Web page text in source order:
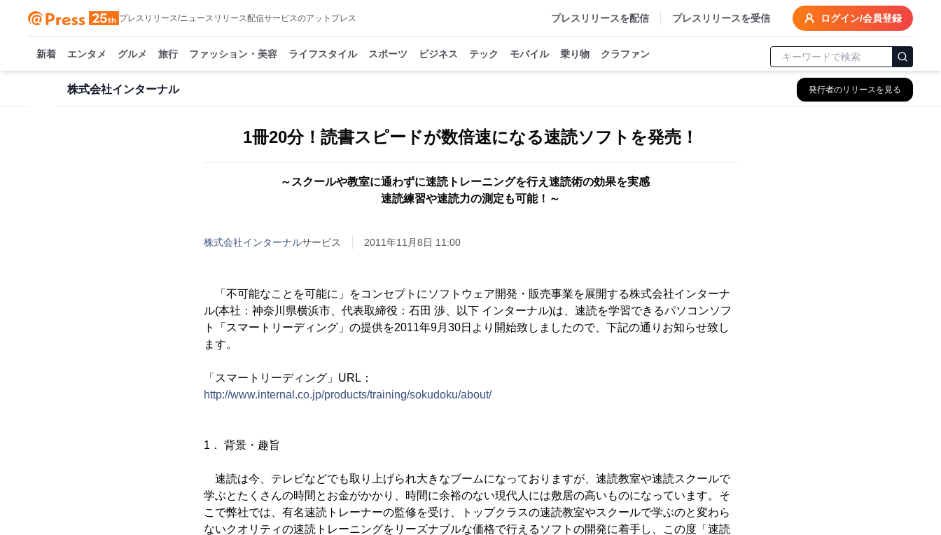
プレスリリース/ニュースリリース配信サービスのアットプレス プレスリリースを配信 プレスリリースを受信 ログイン/会員登録
新着 エンタメ グルメ 旅行 ファッション・美容 ライフスタイル スポーツ ビジネス テック モバイル 乗り物 クラファン
株式会社インターナル 発行者のリリースを見る
1冊20分！読書スピードが数倍速になる速読ソフトを発売！
～スクールや教室に通わずに速読トレーニングを行え速読術の効果を実感
速読練習や速読力の測定も可能！～
株式会社インターナルサービス 2011年11月8日 11:00
「不可能なことを可能に」をコンセプトにソフトウェア開発・販売事業を展開する株式会社インターナ
ル(本社：神奈川県横浜市、代表取締役：石田 渉、以下 インターナル)は、速読を学習できるパソコンソフ
ト「スマートリーディング」の提供を2011年9月30日より開始致しましたので、下記の通りお知らせ致し
ます。
「スマートリーディング」URL：
http://www.internal.co.jp/products/training/sokudoku/about/
1． 背景・趣旨
速読は今、テレビなどでも取り上げられ大きなブームになっておりますが、速読教室や速読スクールで
学ぶとたくさんの時間とお金がかかり、時間に余裕のない現代人には敷居の高いものになっています。そ
こで弊社では、有名速読トレーナーの監修を受け、トップクラスの速読教室やスクールで学ぶのと変わら
ないクオリティの速読トレーニングをリーズナブルな価格で行えるソフトの開発に着手し、この度「速読